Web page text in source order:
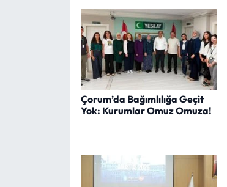
Çorum’da Bağımlılığa Geçit
Yok: Kurumlar Omuz Omuza!